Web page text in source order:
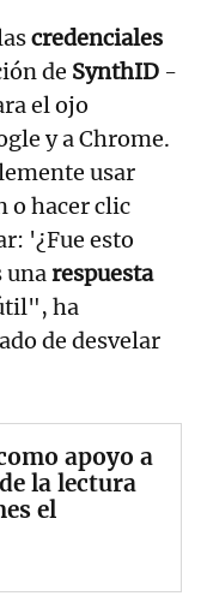
credenciales
de SynthID -
el ojo
y a Chrome.
usar
o hacer clic
'¿Fue esto
unarespuesta
ha
de desvelar
apoyo a
la lectura
el